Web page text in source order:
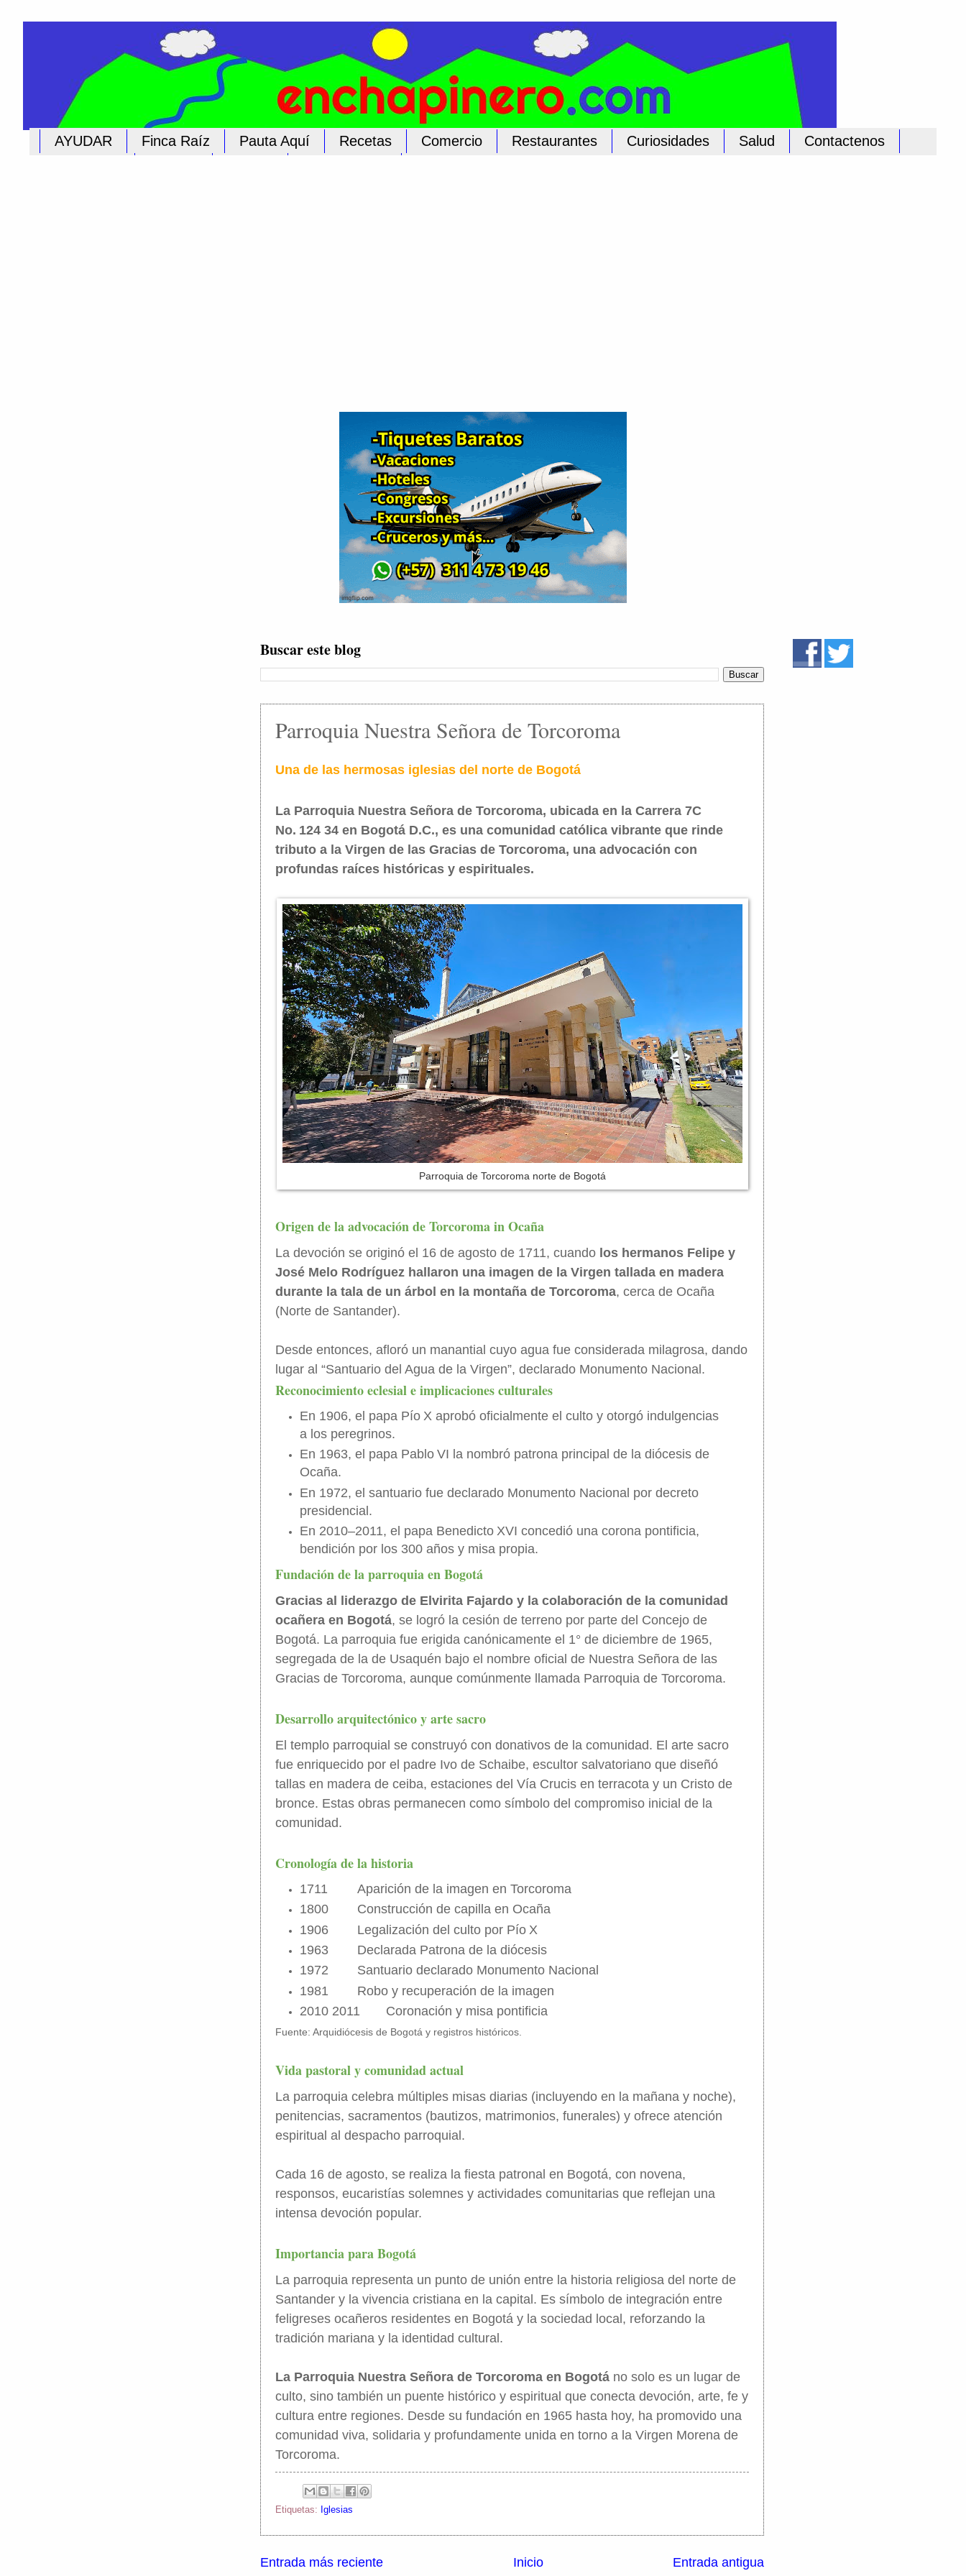
AYUDAR Finca Raíz Pauta Aquí Recetas Comercio Restaurantes Curiosidades Salud
Contactenos
Buscar este blog
Parroquia Nuestra Señora de Torcoroma
Una de las hermosas iglesias del norte de Bogotá
La Parroquia Nuestra Señora de Torcoroma, ubicada en la Carrera 7C
No. 124 34 en Bogotá D.C., es una comunidad católica vibrante que rinde
tributo a la Virgen de las Gracias de Torcoroma, una advocación con
profundas raíces históricas y espirituales.
Parroquia de Torcoroma norte de Bogotá
Origen de la advocación de Torcoroma in Ocaña
La devoción se originó el 16 de agosto de 1711, cuando los hermanos Felipe y
José Melo Rodríguez hallaron una imagen de la Virgen tallada en madera
durante la tala de un árbol en la montaña de Torcoroma, cerca de Ocaña
(Norte de Santander).
Desde entonces, afloró un manantial cuyo agua fue considerada milagrosa, dando
lugar al “Santuario del Agua de la Virgen”, declarado Monumento Nacional.
Reconocimiento eclesial e implicaciones culturales
En 1906, el papa Pío X aprobó oficialmente el culto y otorgó indulgencias
a los peregrinos.
En 1963, el papa Pablo VI la nombró patrona principal de la diócesis de
Ocaña.
En 1972, el santuario fue declarado Monumento Nacional por decreto
presidencial.
En 2010–2011, el papa Benedicto XVI concedió una corona pontificia,
bendición por los 300 años y misa propia.
Fundación de la parroquia en Bogotá
Gracias al liderazgo de Elvirita Fajardo y la colaboración de la comunidad
ocañera en Bogotá, se logró la cesión de terreno por parte del Concejo de
Bogotá. La parroquia fue erigida canónicamente el 1° de diciembre de 1965,
segregada de la de Usaquén bajo el nombre oficial de Nuestra Señora de las
Gracias de Torcoroma, aunque comúnmente llamada Parroquia de Torcoroma.
Desarrollo arquitectónico y arte sacro
El templo parroquial se construyó con donativos de la comunidad. El arte sacro
fue enriquecido por el padre Ivo de Schaibe, escultor salvatoriano que diseñó
tallas en madera de ceiba, estaciones del Vía Crucis en terracota y un Cristo de
bronce. Estas obras permanecen como símbolo del compromiso inicial de la
comunidad.
Cronología de la historia
1711
Aparición de la imagen en Torcoroma
1800
Construcción de capilla en Ocaña
1906
Legalización del culto por Pío X
1963
Declarada Patrona de la diócesis
1972
Santuario declarado Monumento Nacional
1981
Robo y recuperación de la imagen
2010 2011
Coronación y misa pontificia
Fuente: Arquidiócesis de Bogotá y registros históricos.
Vida pastoral y comunidad actual
La parroquia celebra múltiples misas diarias (incluyendo en la mañana y noche),
penitencias, sacramentos (bautizos, matrimonios, funerales) y ofrece atención
espiritual al despacho parroquial.
Cada 16 de agosto, se realiza la fiesta patronal en Bogotá, con novena,
responsos, eucaristías solemnes y actividades comunitarias que reflejan una
intensa devoción popular.
Importancia para Bogotá
La parroquia representa un punto de unión entre la historia religiosa del norte de
Santander y la vivencia cristiana en la capital. Es símbolo de integración entre
feligreses ocañeros residentes en Bogotá y la sociedad local, reforzando la
tradición mariana y la identidad cultural.
La Parroquia Nuestra Señora de Torcoroma en Bogotá no solo es un lugar de
culto, sino también un puente histórico y espiritual que conecta devoción, arte, fe y
cultura entre regiones. Desde su fundación en 1965 hasta hoy, ha promovido una
comunidad viva, solidaria y profundamente unida en torno a la Virgen Morena de
Torcoroma.
Etiquetas: Iglesias
Entrada más reciente Entrada antigua
Inicio